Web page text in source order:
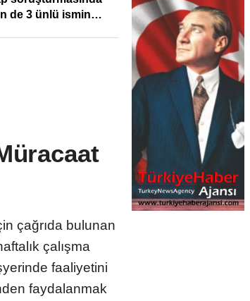
de 3 ünlü ismin
çağrıda bulunan
çalışma
faaliyetini
faydalanmak